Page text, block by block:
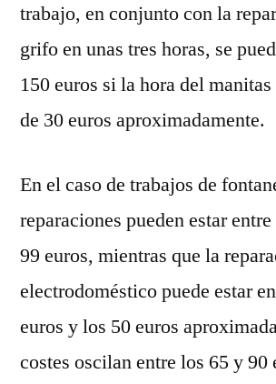
trabajo, en conjunto con la
grifo en unas tres horas, se
150 euros si la hora del
de 30 euros aproximadamente.
En el caso de trabajos de
reparaciones pueden estar
99 euros, mientras que la
electrodoméstico puede estar
euros y los 50 euros
costes oscilan entre los 65 y 90